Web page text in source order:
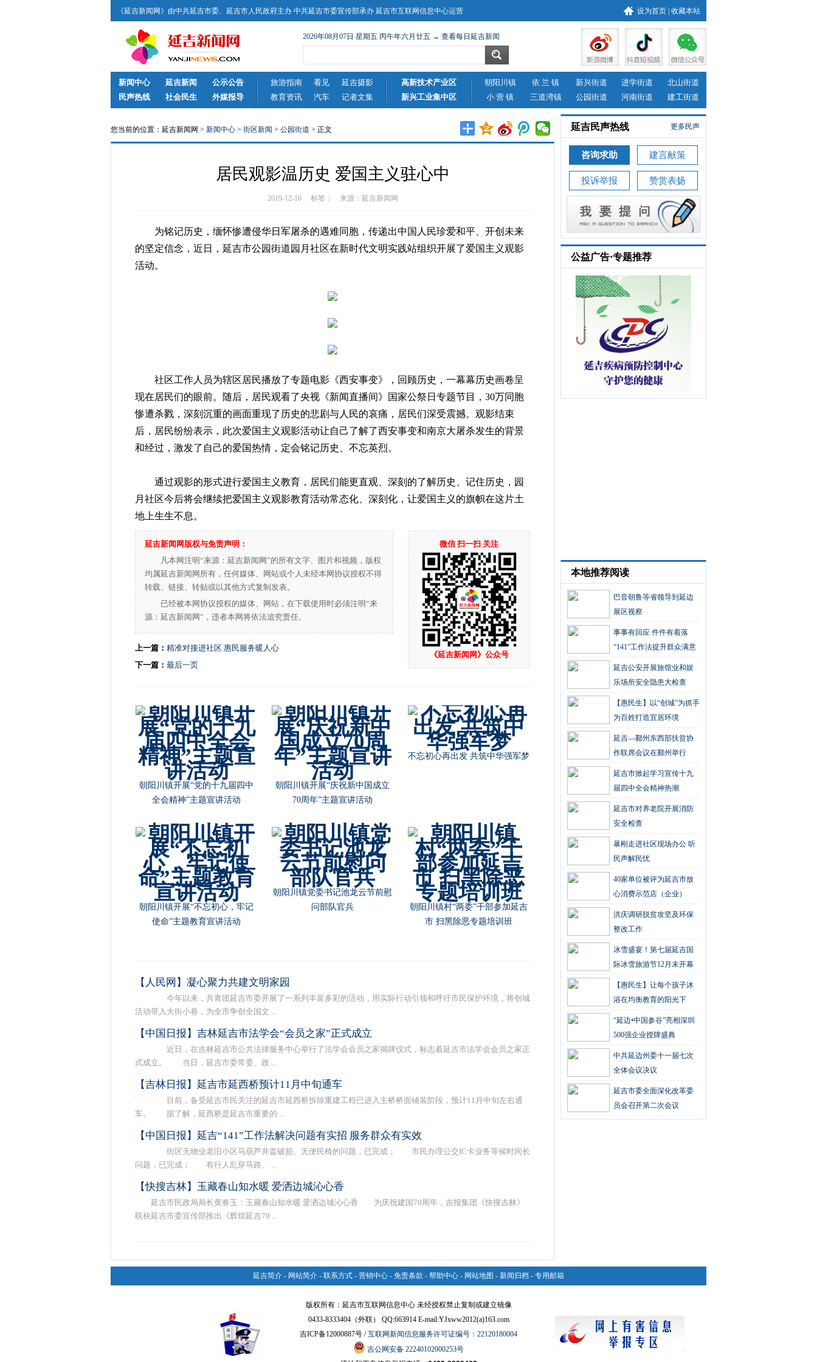
设为首页 收藏本站
《延吉新闻网》由中共延吉市委、延吉市人民政府主办 中共延吉市委宣传部承办 延吉市互联网信息中心运营
2026年08月07日 星期五 丙午年六月廿五 → 查看每日延吉新闻
新闻中心 延吉新闻 公示公告 旅游指南 看见 延吉摄影 高新技术产业区 朝阳川镇 依 兰 镇 新兴街道 进学街道
北山街道
民声热线
社会民生 外媒报导 教育资讯 汽车 记者文集 新兴工业集中区 小 营 镇 三道湾镇 公园街道 河南街道 建工街道
您当前的位置：延吉新闻网 > 新闻中心 > 街区新闻 > 公园街道 > 正文
居民观影温历史 爱国主义驻心中
2019-12-16 标签： 来源： 延吉新闻网
为铭记历史，缅怀惨遭侵华日军屠杀的遇难同胞，传递出中国人民珍爱和平、开创未来
的坚定信念，近日，延吉市公园街道园月社区在新时代文明实践站组织开展了爱国主义观影
活动。
社区工作人员为辖区居民播放了专题电影《西安事变》，回顾历史，一幕幕历史画卷呈
现在居民们的眼前。随后，居民观看了央视《新闻直播间》国家公祭日专题节目，30万同胞
惨遭杀戮，深刻沉重的画面重现了历史的悲剧与人民的哀痛，居民们深受震撼。观影结束
后，居民纷纷表示，此次爱国主义观影活动让自己了解了西安事变和南京大屠杀发生的背景
和经过，激发了自己的爱国热情，定会铭记历史、不忘英烈。
通过观影的形式进行爱国主义教育，居民们能更直观、深刻的了解历史、记住历史，园
月社区今后将会继续把爱国主义观影教育活动常态化、深刻化，让爱国主义的旗帜在这片土
地上生生不息。
微信 扫一扫 关注
《延吉新闻网》公众号
延吉新闻网版权与免责声明：
凡本网注明“来源：延吉新闻网”的所有文字、图片和视频，版权
均属延吉新闻网所有，任何媒体、网站或个人未经本网协议授权不得
转载、链接、转贴或以其他方式复制发表。
已经被本网协议授权的媒体、网站，在下载使用时必须注明“来
源：延吉新闻网”，违者本网将依法追究责任。
上一篇： 精准对接进社区 惠民服务暖人心
下一篇： 最后一页
朝阳川镇开展“党的十九届四中
全会精神”主题宣讲活动
朝阳川镇开展“庆祝新中国成立
70周年”主题宣讲活动
不忘初心再出发 共筑中华强军梦
朝阳川镇开展“不忘初心，牢记
使命”主题教育宣讲活动
朝阳川镇党委书记池龙云节前慰
问部队官兵
朝阳川镇村“两委”干部参加延吉
市 扫黑除恶专题培训班
【人民网】凝心聚力共建文明家园
今年以来，共青团延吉市委开展了一系列丰富多彩的活动，用实际行动引领和呼吁市民保护环境，将创城
活动带入大街小巷，为全市争创全国文 ...
【中国日报】吉林延吉市法学会“会员之家”正式成立
近日，在吉林延吉市公共法律服务中心举行了法学会会员之家揭牌仪式，标志着延吉市法学会会员之家正
式成立。 当日，延吉市委常委、政 ...
【吉林日报】延吉市延西桥预计11月中旬通车
目前，备受延吉市民关注的延吉市延西桥拆除重建工程已进入主桥桥面铺装阶段，预计11月中旬左右通
车。 据了解，延西桥是延吉市重要的 ...
【中国日报】延吉“141”工作法解决问题有实招 服务群众有实效
街区无物业老旧小区马葫芦井盖破损、无便民椅的问题，已完成； 市民办理公交IC卡业务等候时间长
问题，已完成； 有行人乱穿马路、 ...
【快搜吉林】玉藏春山知水暖 爱洒边城沁心香
延吉市民政局局长黄春玉：玉藏春山知水暖 爱洒边城沁心香 为庆祝建国70周年，吉报集团《快搜吉林》
联袂延吉市委宣传部推出《辉煌延吉70 ...
更多民声
延吉民声热线
咨询求助 建言献策
投诉举报 赞赏表扬
公益广告·专题推荐
本地推荐阅读
巴音朝鲁等省领导到延边
展区视察
事事有回应 件件有着落
“141”工作法提升群众满意
度
延吉公安开展旅馆业和娱
乐场所安全隐患大检查
【惠民生】以“创城”为抓手
为百姓打造宜居环境
延吉—鄞州东西部扶贫协
作联席会议在鄞州举行
延吉市掀起学习宣传十九
届四中全会精神热潮
延吉市对养老院开展消防
安全检查
暴刚走进社区现场办公 听
民声解民忧
40家单位被评为延吉市放
心消费示范店（企业）
洪庆调研脱贫攻坚及环保
整改工作
冰雪盛宴！第七届延吉国
际冰雪旅游节12月末开幕
【惠民生】让每个孩子沐
浴在均衡教育的阳光下
“延边•中国参谷”亮相深圳
500强企业授牌盛典
中共延边州委十一届七次
全体会议决议
延吉市委全面深化改革委
员会召开第二次会议
延吉简介 - 网站简介 - 联系方式 - 营销中心 - 免责条款 - 帮助中心 - 网站地图 - 新闻归档 - 专用邮箱
版权所有：延吉市互联网信息中心 未经授权禁止复制或建立镜像
0433-8333404（外联） QQ:663914 E-mail:YJxww2012(a)163.com
吉ICP备12000887号 /互联网新闻信息服务许可证编号：22120180004
吉公网安备 22240102000253号